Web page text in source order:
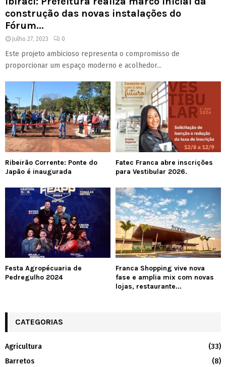
construção das novas instalações do
Fórum...
julho 27, 2023 0
Este projeto ambicioso representa o compromisso de
proporcionar um espaço moderno e acolhedor...
Ribeirão Corrente: Ponte do
Japão é inaugurada
Fatec Franca abre inscrições
para Vestibular 2026.
Festa Agropécuaria de
Pedregulho 2024
Franca Shopping vive nova
fase e amplia mix com novas
lojas, restaurante...
CATEGORIAS
Agricultura
(33)
Barretos
(8)